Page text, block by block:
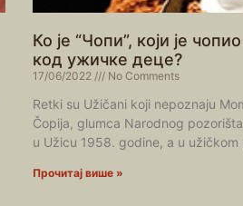
Ко је “Чопи”, који је
код ужичке деце?
17/06/2022 No Comments
Retki su Užičani koji nepoznaju
Čopija, glumca Narodnog
u Užicu 1958. godine, a u
Прочитај више »